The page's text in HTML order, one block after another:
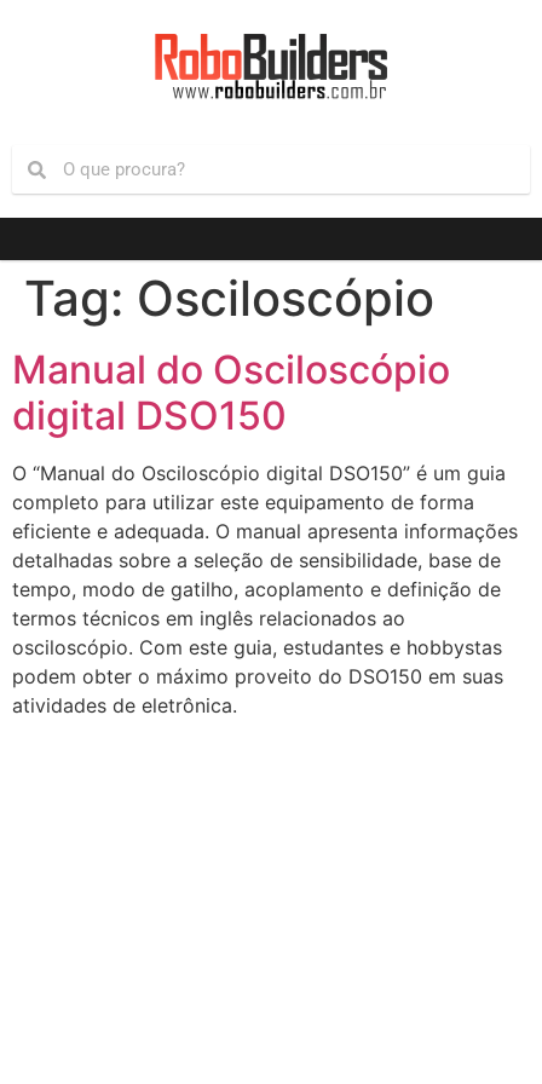
Tag: Osciloscópio
Manual do Osciloscópio
digital DSO150
O “Manual do Osciloscópio digital DSO150” é um guia
completo para utilizar este equipamento de forma
eficiente e adequada. O manual apresenta informações
detalhadas sobre a seleção de sensibilidade, base de
tempo, modo de gatilho, acoplamento e definição de
termos técnicos em inglês relacionados ao
osciloscópio. Com este guia, estudantes e hobbystas
podem obter o máximo proveito do DSO150 em suas
atividades de eletrônica.